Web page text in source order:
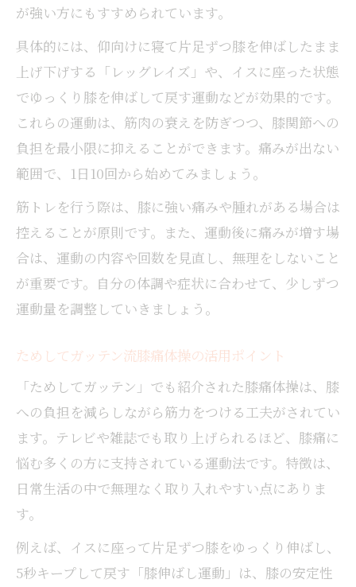
が強い方にもすすめられています。
具体的には、仰向けに寝て片足ずつ膝を伸ばしたまま
上げ下げする「レッグレイズ」や、イスに座った状態
でゆっくり膝を伸ばして戻す運動などが効果的です。
これらの運動は、筋肉の衰えを防ぎつつ、膝関節への
負担を最小限に抑えることができます。痛みが出ない
範囲で、1日10回から始めてみましょう。
筋トレを行う際は、膝に強い痛みや腫れがある場合は
控えることが原則です。また、運動後に痛みが増す場
合は、運動の内容や回数を見直し、無理をしないこと
が重要です。自分の体調や症状に合わせて、少しずつ
運動量を調整していきましょう。
ためしてガッテン流膝痛体操の活用ポイント
「ためしてガッテン」でも紹介された膝痛体操は、膝
への負担を減らしながら筋力をつける工夫がされてい
ます。テレビや雑誌でも取り上げられるほど、膝痛に
悩む多くの方に支持されている運動法です。特徴は、
日常生活の中で無理なく取り入れやすい点にありま
す。
例えば、イスに座って片足ずつ膝をゆっくり伸ばし、
5秒キープして戻す「膝伸ばし運動」は、膝の安定性